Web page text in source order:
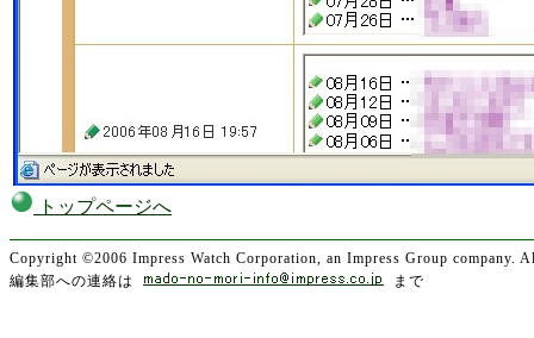
トップページへ
Copyright ©2006 Impress Watch Corporation, an Impress Group company.
編集部への連絡は
まで